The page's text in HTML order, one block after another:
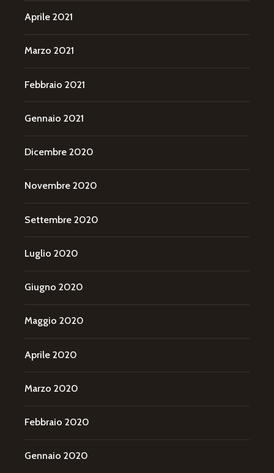
Aprile 2021
Marzo 2021
Febbraio 2021
Gennaio 2021
Dicembre 2020
Novembre 2020
Settembre 2020
Luglio 2020
Giugno 2020
Maggio 2020
Aprile 2020
Marzo 2020
Febbraio 2020
Gennaio 2020